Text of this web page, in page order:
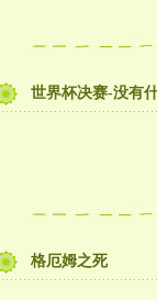
世界杯决赛-没有
格厄姆之死